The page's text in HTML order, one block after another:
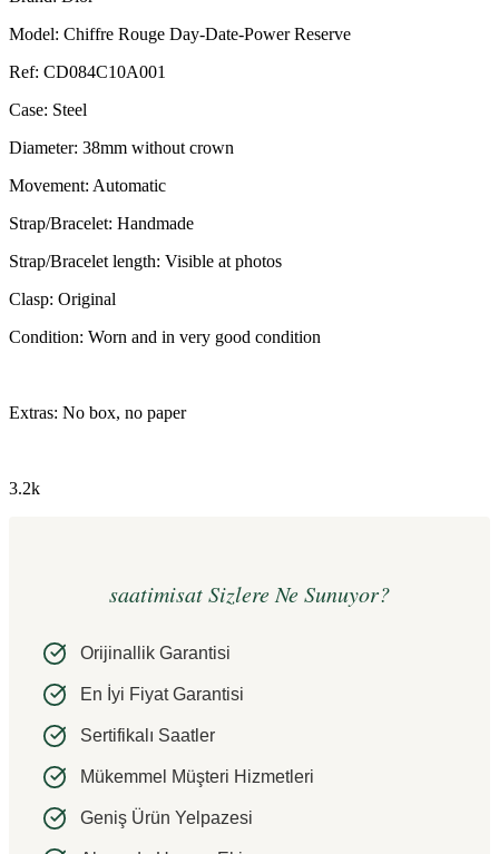
Model: Chiffre Rouge Day-Date-Power Reserve
Ref: CD084C10A001
Case: Steel
Diameter: 38mm without crown
Movement: Automatic
Strap/Bracelet: Handmade
Strap/Bracelet length: Visible at photos
Clasp: Original
Condition: Worn and in very good condition
Extras: No box, no paper
3.2k
saatimisat Sizlere Ne Sunuyor?
Orijinallik Garantisi
En İyi Fiyat Garantisi
Sertifikalı Saatler
Mükemmel Müşteri Hizmetleri
Geniş Ürün Yelpazesi